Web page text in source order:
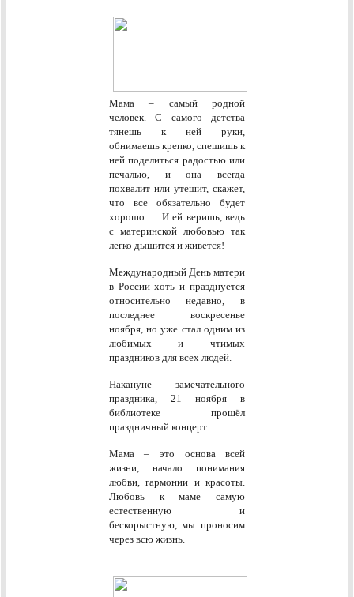
Мама – самый родной
человек. С самого детства
тянешь к ней руки,
обнимаешь крепко, спешишь к
ней поделиться радостью или
печалью, и она всегда
похвалит или утешит, скажет,
что все обязательно будет
хорошо… И ей веришь, ведь
с материнской любовью так
легко дышится и живется!
Международный День матери
в России хоть и празднуется
относительно недавно, в
последнее воскресенье
ноября, но уже стал одним из
любимых и чтимых
праздников для всех людей.
Накануне замечательного
праздника, 21 ноября в
библиотеке прошёл
праздничный концерт.
Мама – это основа всей
жизни, начало понимания
любви, гармонии и красоты.
Любовь к маме самую
естественную и
бескорыстную, мы проносим
через всю жизнь.